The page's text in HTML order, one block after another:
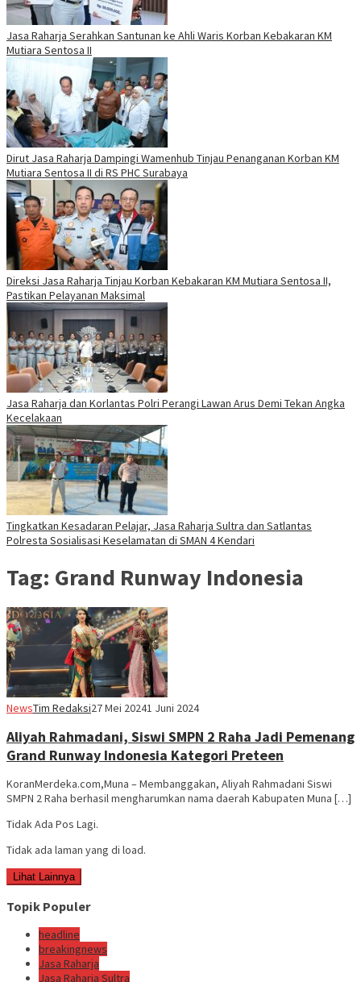
Jasa Raharja Serahkan Santunan ke Ahli Waris Korban Kebakaran KM
Mutiara Sentosa II
Dirut Jasa Raharja Dampingi Wamenhub Tinjau Penanganan Korban KM
Mutiara Sentosa II di RS PHC Surabaya
Direksi Jasa Raharja Tinjau Korban Kebakaran KM Mutiara Sentosa II,
Pastikan Pelayanan Maksimal
Jasa Raharja dan Korlantas Polri Perangi Lawan Arus Demi Tekan Angka
Kecelakaan
Tingkatkan Kesadaran Pelajar, Jasa Raharja Sultra dan Satlantas
Polresta Sosialisasi Keselamatan di SMAN 4 Kendari
Tag: Grand Runway Indonesia
NewsTim Redaksi27 Mei 20241 Juni 2024
Aliyah Rahmadani, Siswi SMPN 2 Raha Jadi Pemenang
Grand Runway Indonesia Kategori Preteen
KoranMerdeka.com,Muna – Membanggakan, Aliyah Rahmadani Siswi
SMPN 2 Raha berhasil mengharumkan nama daerah Kabupaten Muna […]
Tidak Ada Pos Lagi.
Tidak ada laman yang di load.
Lihat Lainnya
Topik Populer
headline
breakingnews
Jasa Raharja
Jasa Raharja Sultra